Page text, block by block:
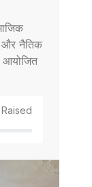
और नैतिक
Raised